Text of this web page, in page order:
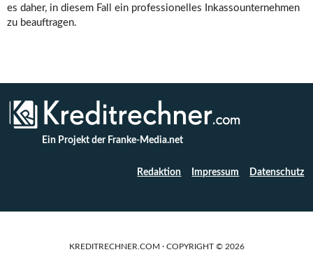
es daher, in diesem Fall ein professionelles Inkassounternehmen
zu beauftragen.
Ein Projekt der Franke-Media.net
Redaktion Impressum Datenschutz
KREDITRECHNER.COM · COPYRIGHT © 2026